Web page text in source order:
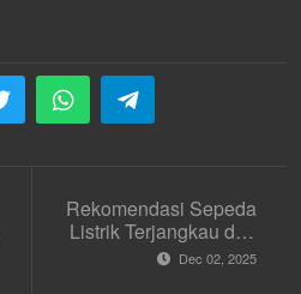
Rekomendasi Sepeda
Listrik Terjangkau dan
Berkualitas 2025
Dec 02, 2025